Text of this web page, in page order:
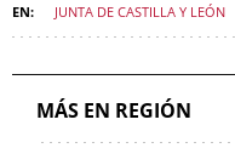
JUNTA DE CASTILLA Y LEÓN
MÁS EN REGIÓN